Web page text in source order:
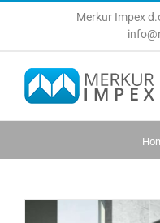
Merkur Impex